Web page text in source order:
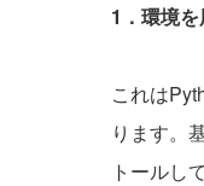
1 ．環境
これは
ります。
トールし